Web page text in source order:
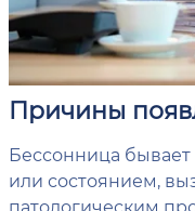
Причины
Бессонница
или состоянием,
патологическим